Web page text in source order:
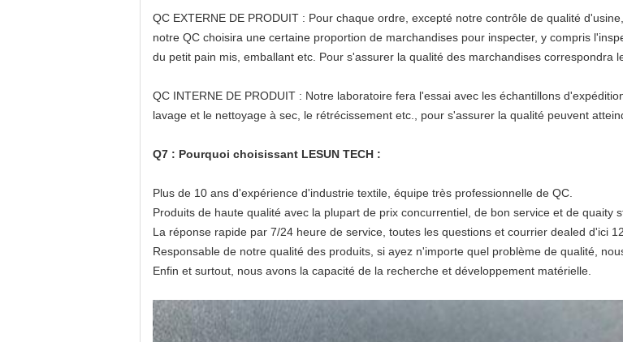
QC EXTERNE DE PRODUIT : Pour chaque ordre, excepté notre contrôle de qualité
notre QC choisira une certaine proportion de marchandises pour inspecter, y compris
du petit pain mis, emballant etc. Pour s'assurer la qualité des marchandises correspondra
QC INTERNE DE PRODUIT : Notre laboratoire fera l'essai avec les échantillons
lavage et le nettoyage à sec, le rétrécissement etc., pour s'assurer la qualité peuvent
Q7 : Pourquoi choisissant LESUN TECH :
Plus de 10 ans d'expérience d'industrie textile, équipe très professionnelle de QC.
Produits de haute qualité avec la plupart de prix concurrentiel, de bon service et de quaity
La réponse rapide par 7/24 heure de service, toutes les questions et courrier dealed d'ici
Responsable de notre qualité des produits, si ayez n'importe quel problème de qualité,
Enfin et surtout, nous avons la capacité de la recherche et développement matérielle.